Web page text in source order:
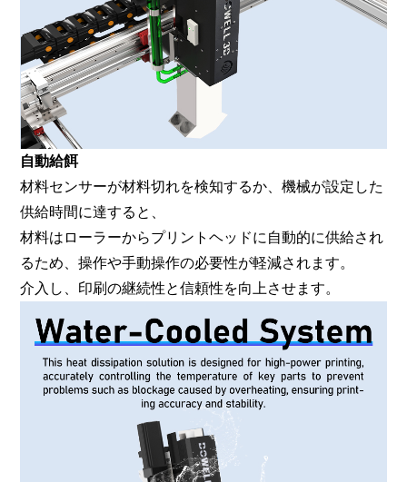
自動給餌
材料センサーが材料切れを検知するか、機械が設定した
供給時間に達すると、
材料はローラーからプリントヘッドに自動的に供給され
るため、操作や手動操作の必要性が軽減されます。
介入し、印刷の継続性と信頼性を向上させます。